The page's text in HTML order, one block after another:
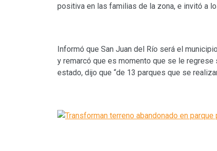
positiva en las familias de la zona, e invitó a
Informó que San Juan del Río será el
y remarcó que es momento que se le
estado, dijo que “de 13 parques que se